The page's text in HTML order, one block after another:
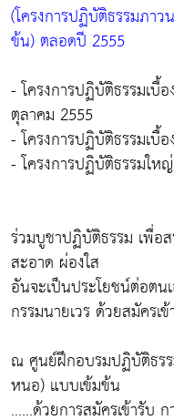
(โครงการปฏิบัติธรรมภา
ข้น) ตลอดปี 2555
- โครงการปฏิบัติธรรมเบื้
ตุลาคม 2555
- โครงการปฏิบัติธรรมเ
- โครงการปฏิบัติธรรมให
ร่วมบูชาปฏิบัติธรรม เพื่อ
สะอาด ผ่องใส
อันจะเป็นประโยชน์ต่อตน
กรรมนายเวร ด้วยสมัครเ
ณ ศูนย์ฝึกอบรมปฏิบัติธร
หนอ) แบบเข้มข้น
......ด้วยการสมัครเข้ารับ